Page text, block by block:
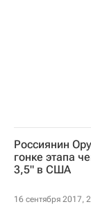
Россиянин
гонке этапа
3,5" в США
16 сентября 2017,